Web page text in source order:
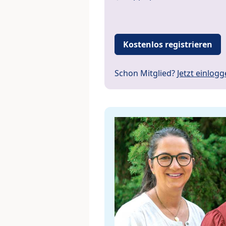
Kostenlos registrieren
Schon Mitglied? Jetzt